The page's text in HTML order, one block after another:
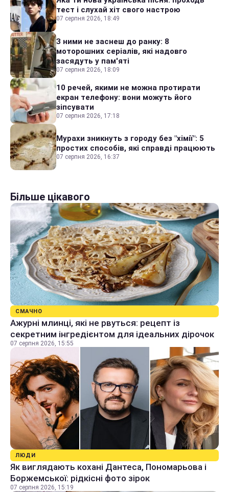
тест і слухай хіт свого настрою
07 серпня 2026, 18:49
З ними не заснеш до ранку: 8
моторошних серіалів, які надовго
засядуть у пам'яті
07 серпня 2026, 18:09
10 речей, якими не можна протирати
екран телефону: вони можуть його
зіпсувати
07 серпня 2026, 17:18
Мурахи зникнуть з городу без "хімії": 5
простих способів, які справді працюють
07 серпня 2026, 16:37
Більше цікавого
СМАЧНО
Ажурні млинці, які не рвуться: рецепт із
секретним інгредієнтом для ідеальних дірочок
07 серпня 2026, 15:55
ЛЮДИ
Як виглядають кохані Дантеса, Пономарьова і
Боржемської: рідкісні фото зірок
07 серпня 2026, 15:19